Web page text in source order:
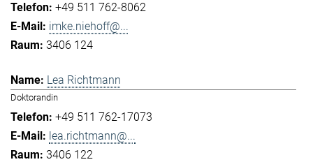
+49 511 762-8062
imke.niehoff@...
3406 124
Lea Richtmann
Doktorandin
+49 511 762-17073
lea.richtmann@...
3406 122